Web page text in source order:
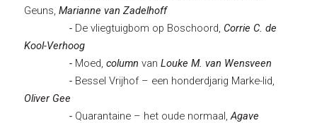
Geuns,Marianne van Zadelhoff
- De vliegtuigbom op Boschoord, Corrie C. de
Kool-Verhoog
- Moed,column vanLouke M. van Wensveen
- Bessel Vrijhof – een honderdjarig Marke-lid,
Oliver Gee
- Quarantaine – het oude normaal,Agave